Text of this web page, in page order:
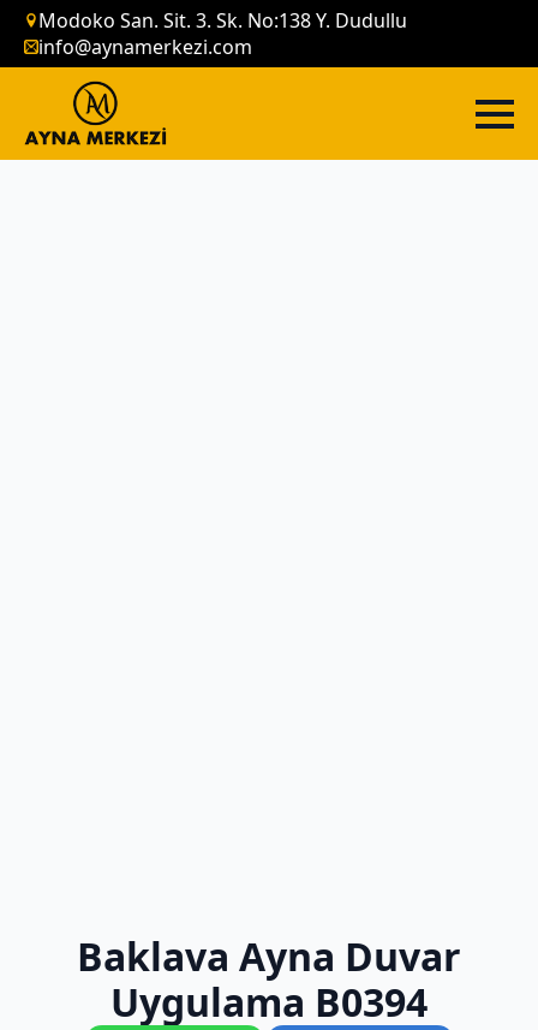
Modoko San. Sit. 3. Sk. No:138 Y. Dudullu
info@aynamerkezi.com
Baklava Ayna Duvar
Uygulama B0394